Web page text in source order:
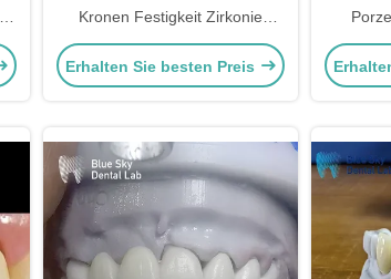
Kronen Festigkeit Zirkonie
Mehrschichtkrone
Erhalten Sie besten Preis